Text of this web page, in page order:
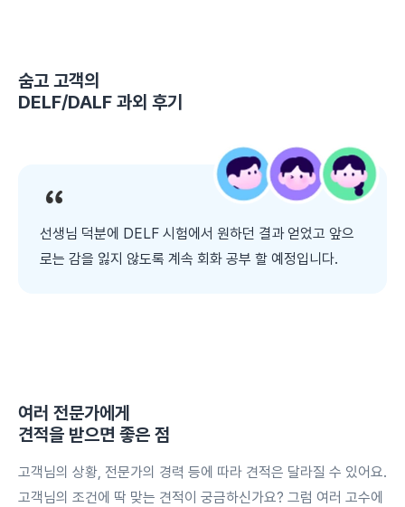
숨고 고객의
DELF/DALF 과외 후기
선생님 덕분에 DELF 시험에서 원하던 결과 얻었고 앞으
로는 감을 잃지 않도록 계속 회화 공부 할 예정입니다.
여러 전문가에게
견적을 받으면 좋은 점
고객님의 상황, 전문가의 경력 등에 따라 견적은 달라질 수 있어요.
고객님의 조건에 딱 맞는 견적이 궁금하신가요? 그럼 여러 고수에